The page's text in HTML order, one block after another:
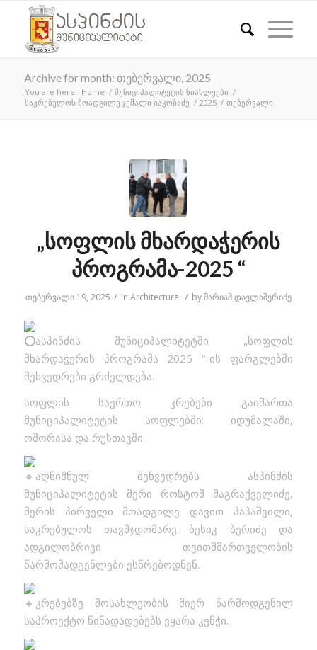
Archive for month: თებერვალი, 2025
You are here: Home / მუნიციპალიტეტის სიახლეები /
საკრებულოს მოადგილე ჯემალი იაკობაძე / 2025 / თებერვალი
„სოფლის მხარდაჭერის
პროგრამა-2025 “
თებერვალი 19, 2025 / in Architecture / byმარიამ დავლაშერიძე
ასპინძის მუნიციპალიტეტში „სოფლის
მხარდაჭერის პროგრამა 2025 “-ის ფარგლებში
შეხვედრები გრძელდება.
სოფლის საერთო კრებები გაიმართა
მუნიციპალიტეტის სოფლებში: იდუმალაში,
ოშორასა და რუსთავში.
აღნიშნულ შეხვედრებს ასპინძის
მუნიციპალიტეტის მერი როსტომ მაგრაქველიძე,
მერის პირველი მოადგილე დავით პაპაშვილი,
საკრებულოს თავმჯდომარე ბესიკ ბერიძე და
ადგილობრივი თვითმმართველობის
წარმომადგენლები ესწრებოდნენ.
კრებებზე მოსახლეობის მიერ წარმოდგენილ
საპროექტო წინადადებებს ეყარა კენჭი.